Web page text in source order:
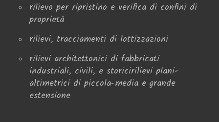
rilievo per ripristino e verifica di confini di
proprietà
rilievi, tracciamenti di lottizzazioni
rilievi architettonici di fabbricati
industriali, civili, e storicirilievi plani-
altimetrici di piccola-media e grande
estensione